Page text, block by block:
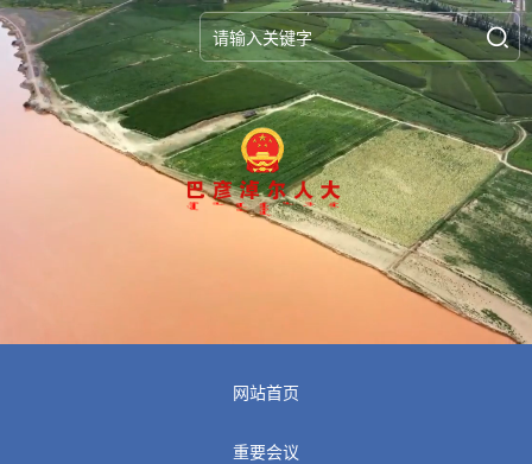
网站首页
重要会议